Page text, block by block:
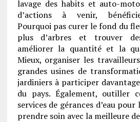
lavage des habits et auto-
d’actions à venir,
Pourquoi pas curer le fond du
plus d’arbres et trouver
améliorer la quantité et la
Mieux, organiser les
grandes usines de
jardiniers à participer
du pays. Également, outiller
services de gérances d’eau
prendre soin avec la meilleure